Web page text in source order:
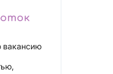
вакансию